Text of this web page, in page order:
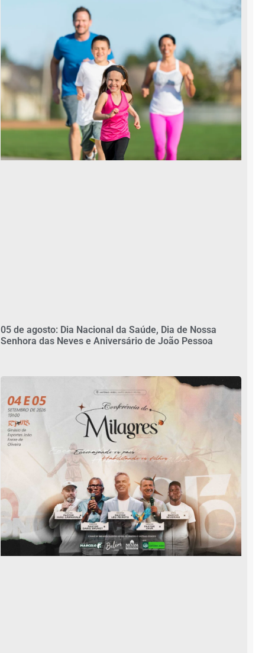
05 de agosto: Dia Nacional da Saúde, Dia de Nossa
Senhora das Neves e Aniversário de João Pessoa